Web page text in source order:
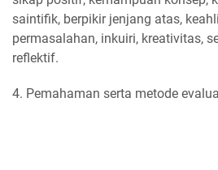
saintifik, berpikir jenjang atas,
permasalahan, inkuiri, kreativitas,
reflektif.
4. Pemahaman serta metode